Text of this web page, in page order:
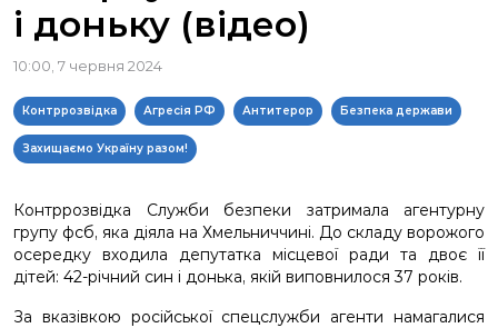
і доньку (відео)
10:00, 7 червня 2024
Контррозвідка Агресія РФ Антитерор Безпека держави
Захищаємо Україну разом!
Контррозвідка Служби безпеки затримала агентурну
групу фсб, яка діяла на Хмельниччині. До складу ворожого
осередку входила депутатка місцевої ради та двоє її
дітей: 42-річний син і донька, якій виповнилося 37 років.
За вказівкою російської спецслужби агенти намагалися